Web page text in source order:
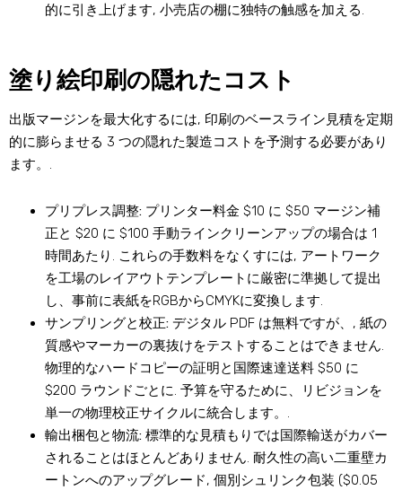
的に引き上げます, 小売店の棚に独特の触感を加える.
塗り絵印刷の隠れたコスト
出版マージンを最大化するには, 印刷のベースライン見積を定期
的に膨らませる 3 つの隠れた製造コストを予測する必要があり
ます。.
プリプレス調整: プリンター料金 $10 に $50 マージン補
正と $20 に $100 手動ラインクリーンアップの場合は 1
時間あたり. これらの手数料をなくすには, アートワーク
を工場のレイアウトテンプレートに厳密に準拠して提出
し、事前に表紙をRGBからCMYKに変換します.
サンプリングと校正: デジタル PDF は無料ですが、, 紙の
質感やマーカーの裏抜けをテストすることはできません.
物理的なハードコピーの証明と国際速達送料 $50 に
$200 ラウンドごとに. 予算を守るために、リビジョンを
単一の物理校正サイクルに統合します。.
輸出梱包と物流: 標準的な見積もりでは国際輸送がカバー
されることはほとんどありません. 耐久性の高い二重壁カ
ートンへのアップグレード, 個別シュリンク包装 ($0.05